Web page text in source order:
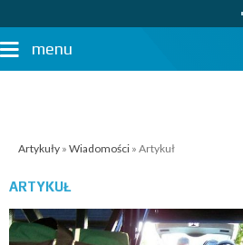
menu
Artykuły » Wiadomości » Artykuł
ARTYKUŁ